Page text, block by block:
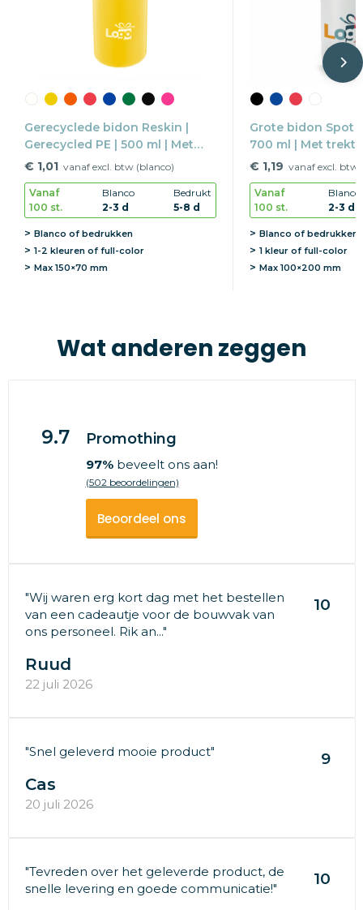
Gerecyclede bidon Reskin |
Gerecycled PE | 500 ml | Met
trektuit
€ 1,01 vanaf excl. btw (blanco)
Vanaf
100 st.
Blanco
2-3 d
Bedrukt
5-8 d
Blanco of bedrukken
1-2 kleuren of full-color
Max 150×70 mm
Grote bidon Spot
700 ml | Met
€ 1,19 vanaf excl. btw
Vanaf
100 st.
Blanco
2-3 d
Blanco of bedrukken
1 kleur of full-color
Max100×200 mm
Wat anderen zeggen
9.7 Promothing
97%beveelt ons aan!
(502 beoordelingen)
Beoordeel ons
"Wij waren erg kort dag met het bestellen
van een cadeautje voor de bouwvak van
ons personeel. Rik an..."
10
Ruud
22 juli 2026
"Snel geleverd mooie product" 9
Cas
20 juli 2026
"Tevreden over het geleverde product, de
snelle levering en goede communicatie!"
10